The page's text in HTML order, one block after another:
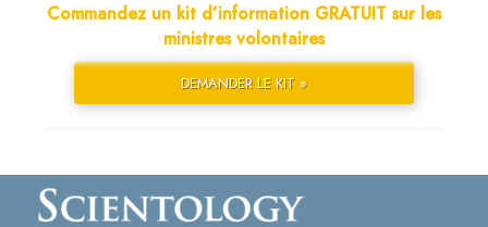
Commandez un kit d’information GRATUIT sur les
ministres volontaires
DEMANDER LE KIT »